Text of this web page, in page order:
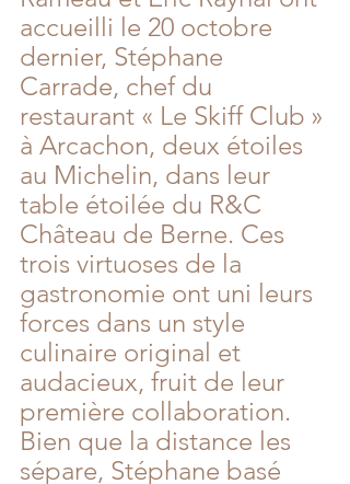
accueilli le 20 octobre
dernier, Stéphane
Carrade, chef du
restaurant « Le Skiff Club »
à Arcachon, deux étoiles
au Michelin, dans leur
table étoilée du R&C
Château de Berne. Ces
trois virtuoses de la
gastronomie ont uni leurs
forces dans un style
culinaire original et
audacieux, fruit de leur
première collaboration.
Bien que la distance les
sépare, Stéphane basé